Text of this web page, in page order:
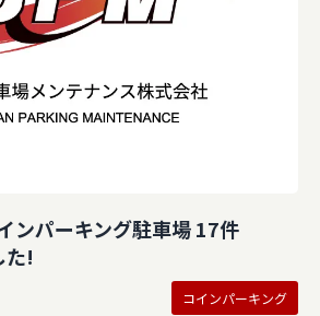
ンパーキング駐車場 17件
た!
コインパーキング